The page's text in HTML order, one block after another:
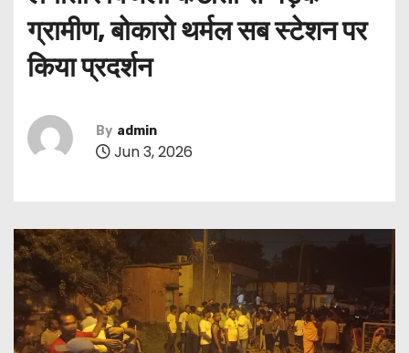
ग्रामीण, बोकारो थर्मल सब स्टेशन पर
किया प्रदर्शन
By admin
Jun 3, 2026